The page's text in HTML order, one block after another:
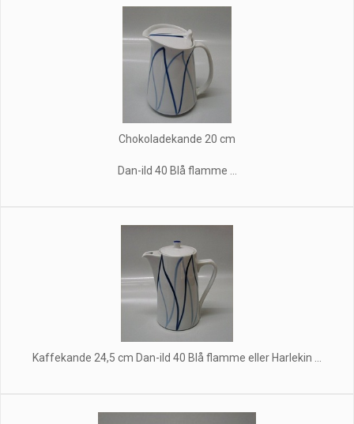
Chokoladekande 20 cm
Dan-ild 40 Blå flamme ...
Kaffekande 24,5 cm Dan-ild 40 Blå flamme eller Harlekin ...